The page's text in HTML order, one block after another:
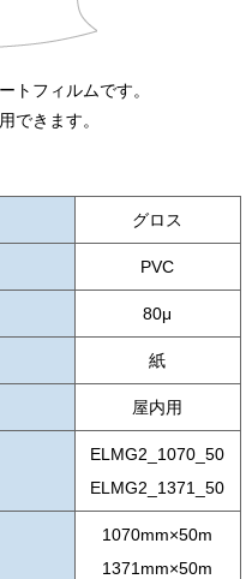
トフィルムです。
できます。
グロス
PVC
80μ
紙
屋内用
ELMG2_1070_50
ELMG2_1371_50
1070mm×50m
1371mm×50m